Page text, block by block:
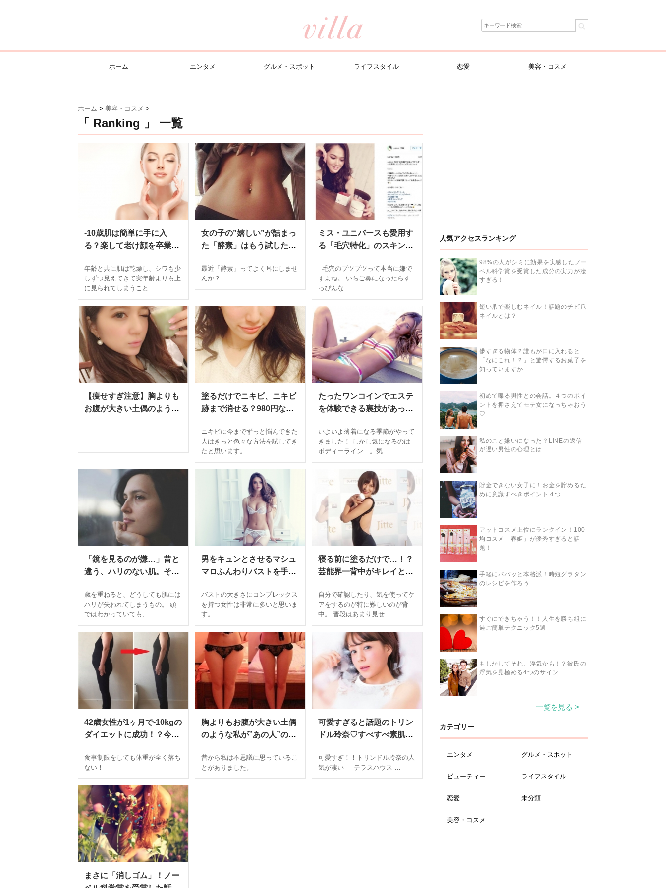
ホーム エンタメ グルメ・スポット ライフスタイル 恋愛 美容・コスメ
ホーム > 美容・コスメ >
「 Ranking 」 一覧
-10歳肌は簡単に手に入
る？楽して老け顔を卒業で
きの声！
年齢と共に肌は乾燥し、シワも少
しずつ見えてきて実年齢よりも上
に見られてしまうこと …
女の子の”嬉しい”が詰まっ
た「酵素」はもう試した？
当に効果のある”酵素力ア
ップ”の方法が凄い！
最近「酵素」ってよく耳にしませ
んか？
ミス・ユニバースも愛用す
る「毛穴特化」のスキンケ
すごい」「びっくりするほ
ど変わった」
毛穴のブツブツって本当に嫌で
すよね。 いちご鼻になったらす
っぴんな …
【痩せすぎ注意】胸よりも
お腹が大きい土偶のような
塗るだけでニキビ、ニキビ
跡まで消せる？980円なの
たスキンケアグッズが話題
沸騰で売り切れ寸前の大ヒ
ニキビに今までずっと悩んできた
人はきっと色々な方法を試してき
たと思います。
たったワンコインでエステ
を体験できる裏技があっ
を手に入れる驚きの方法と
は
いよいよ薄着になる季節がやって
きました！ しかし気になるのは
ボディーライン…。気 …
「鏡を見るのが嫌…」昔と
違う、ハリのない肌。そん
とても良いらしい
歳を重ねると、どうしても肌には
ハリが失われてしまうもの。 頭
ではわかっていても、 …
男をキュンとさせるマシュ
マロふんわりバストを手に
アップ法が凄い
バストの大きさにコンプレックス
を持つ女性は非常に多いと思いま
す。
寝る前に塗るだけで…！？
芸能界一背中がキレイと言
ニキビの治し方とは
自分で確認したり、気を使ってケ
アをするのが特に難しいのが背
中。 普段はあまり見せ …
42歳女性が1ヶ月で-10kgの
ダイエットに成功！？今話
青汁”が凄い
食事制限をしても体重が全く落ち
ない！
胸よりもお腹が大きい土偶
のような私が”あの人”のダ
月で-10kg痩せた！
昔から私は不思議に思っているこ
とがありました。
可愛すぎると話題のトリン
ドル玲奈♡すべすべ素肌の
スの効果が凄い！
可愛すぎ！！トリンドル玲奈の人
気が凄い テラスハウス …
まさに「消しゴム」！ノー
人気アクセスランキング
98%の人がシミに効果を実感したノー
ベル科学賞を受賞した成分の実力が凄
すぎる！
短い爪で楽しむネイル！話題のチビ爪
ネイルとは？
儚すぎる物体？誰もが口に入れると
「なにこれ！？」と驚愕するお菓子を
知っていますか
初めて喋る男性との会話。４つのポイ
ントを押さえてモテ女になっちゃおう
♡
私のこと嫌いになった？LINEの返信
が遅い男性の心理とは
貯金できない女子に！お金を貯めるた
めに意識すべきポイント４つ
アットコスメ上位にランクイン！100
均コスメ「春姫」が優秀すぎると話
題！
手軽にパパッと本格派！時短グラタン
のレシピを作ろう
すぐにできちゃう！！人生を勝ち組に
過ご簡単テクニック5選
もしかしてそれ、浮気かも！？彼氏の
浮気を見極める4つのサイン
一覧を見る >
カテゴリー
エンタメ グルメ・スポット
ビューティー ライフスタイル
恋愛 未分類
美容・コスメ